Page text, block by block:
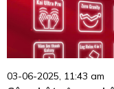
03-06-2025, 11:43 am